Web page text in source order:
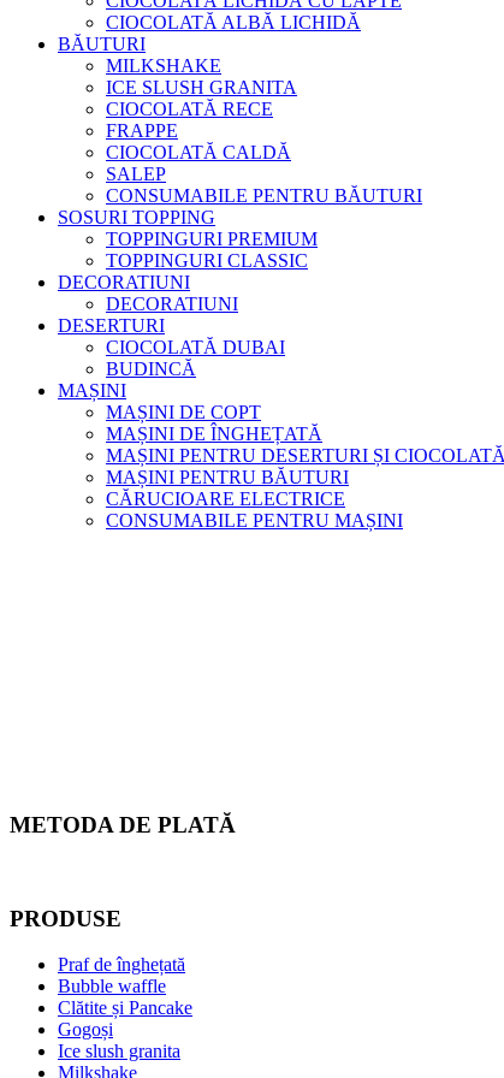
CIOCOLATĂ ALBĂ LICHIDĂ
BĂUTURI
MILKSHAKE
ICE SLUSH GRANITA
CIOCOLATĂ RECE
FRAPPE
CIOCOLATĂ CALDĂ
SALEP
CONSUMABILE PENTRU BĂUTURI
SOSURI TOPPING
TOPPINGURI PREMIUM
TOPPINGURI CLASSIC
DECORATIUNI
DECORATIUNI
DESERTURI
CIOCOLATĂ DUBAI
BUDINCĂ
MAȘINI
MAȘINI DE COPT
MAȘINI DE ÎNGHEȚATĂ
MAȘINI PENTRU DESERTURI ȘI
MAȘINI PENTRU BĂUTURI
CĂRUCIOARE ELECTRICE
CONSUMABILE PENTRU MAȘINI
METODA DE PLATĂ
PRODUSE
Praf de înghețată
Bubble waffle
Clătite și Pancake
Gogoși
Ice slush granita
Milkshake